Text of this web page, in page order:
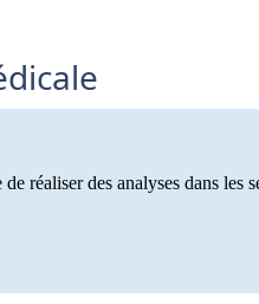
réaliser des analyses dans les